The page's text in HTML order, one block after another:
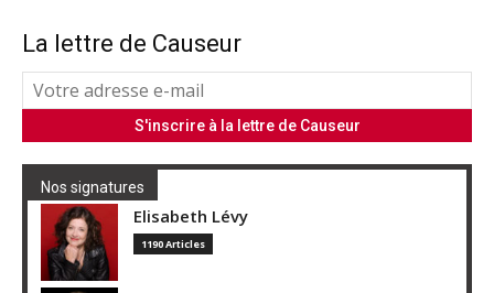
La lettre de Causeur
Nos signatures
Elisabeth Lévy
1190 Articles